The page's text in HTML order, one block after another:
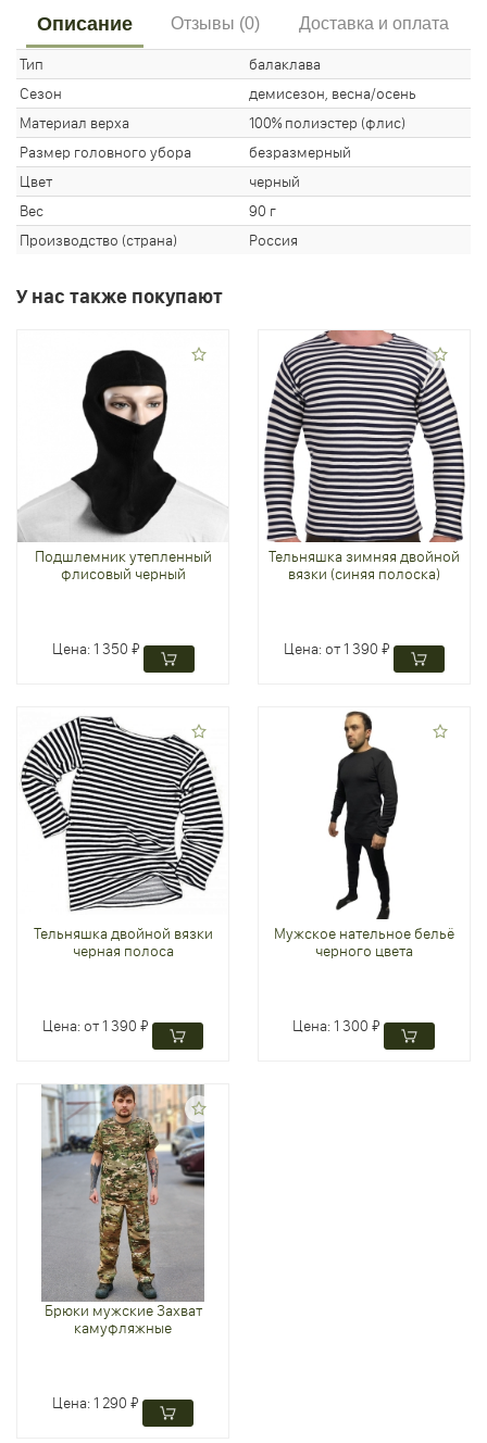
Описание Отзывы (0) Доставка и оплата
Тип
балаклава
Сезон
демисезон, весна/осень
Материал верха
100% полиэстер (флис)
Размер головного убора
безразмерный
Цвет
черный
Вес
90 г
Производство (страна)
Россия
У нас также покупают
Подшлемник утепленный
флисовый черный
Цена:1 350 ₽
Тельняшка зимняя двойной
вязки (синяя полоска)
Цена:от 1 390 ₽
Тельняшка двойной вязки
черная полоса
Цена:от 1 390 ₽
Мужское нательное бельё
черного цвета
Цена:1 300 ₽
Брюки мужские Захват
камуфляжные
Цена:1 290 ₽